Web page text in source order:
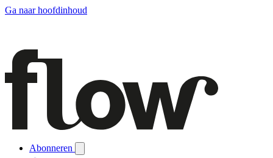
Ga naar hoofdinhoud
Abonneren